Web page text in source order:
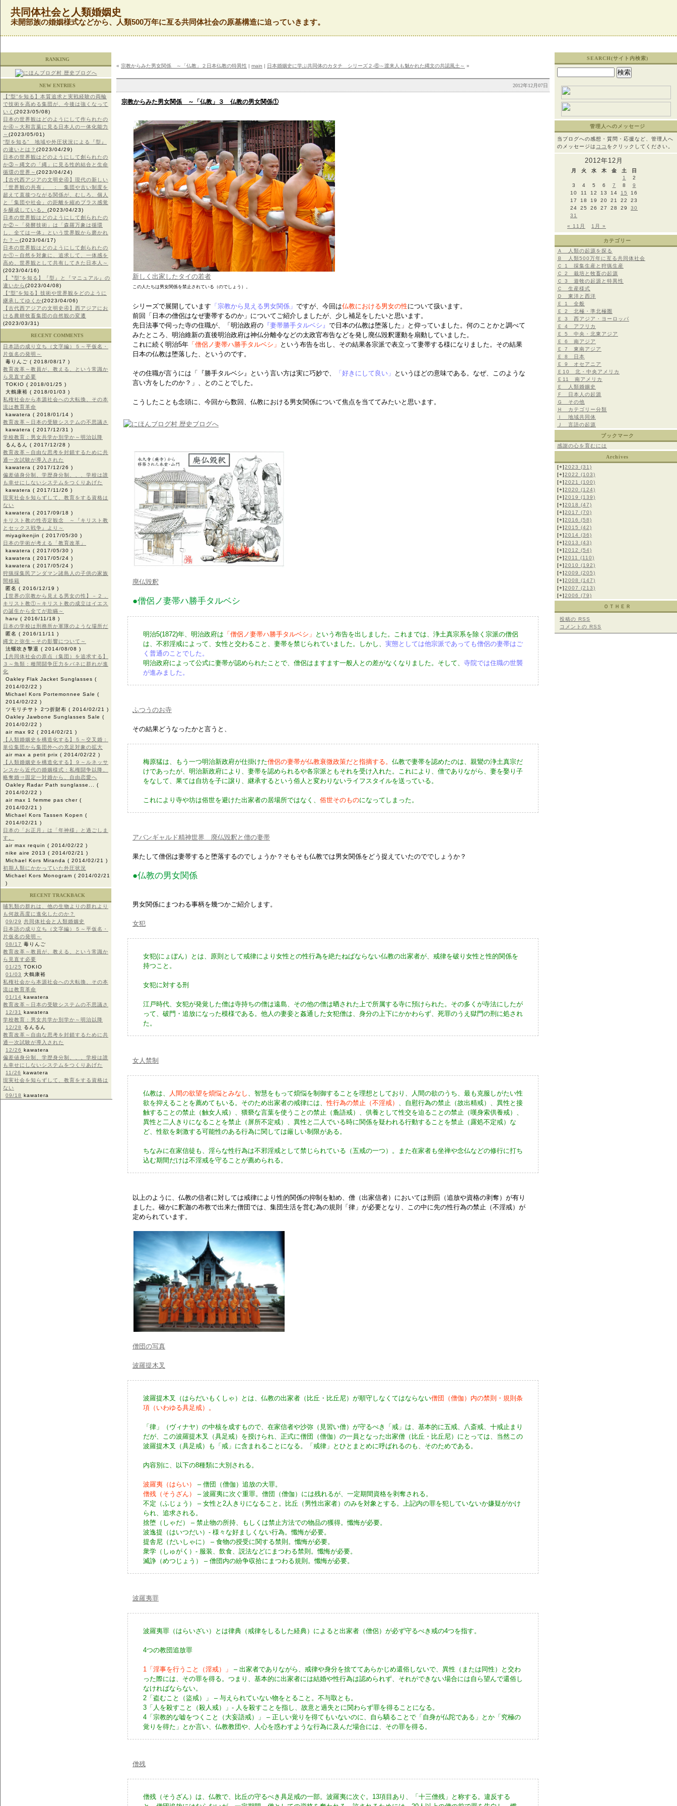
共同体社会と人類婚姻史
未開部族の婚姻様式などから、人類500万年に亙る共同体社会の原基構造に迫っていきます。
RANKING
NEW ENTRIES
【”型”を知る】本質追求と実戦経験の両輪
で技術を高める集団が、今後は強くなって
いく (2023/05/08)
日本の世界観はどのようにして作られたの
か④～大和言葉に見る日本人の一体化能力
～ (2023/05/01)
“型を知る” 地域や外圧状況による『型』
の違いとは？ (2023/04/29)
日本の世界観はどのようにして創られたの
か③～縄文の「縄」に見る性的結合と生命
循環の世界～ (2023/04/24)
【古代西アジアの文明史④】現代の新しい
「世界観の共有」 ： 集団や古い制度を
超えて直接つながる関係が、むしろ、個人
と「集団や社会」の距離を縮めプラス感覚
を醸成している。 (2023/04/23)
日本の世界観はどのようにして創られたの
か②～「発酵技術」は「森羅万象は循環
し、全ては一体」という世界観から磨かれ
た？～ (2023/04/17)
日本の世界観はどのようにして創られたの
か①～自然を対象に、追求して、一体感を
高め、世界観として共有してきた日本人～
(2023/04/16)
【〝型”を知る】『型』と『マニュアル』の
違いから(2023/04/08)
【“型”を知る】技術や世界観をどのように
継承してゆくか(2023/04/06)
【古代西アジアの文明史④】西アジアにお
ける農耕牧畜集団の自然観の変遷
(2023/03/31)
RECENT COMMENTS
日本語の成り立ち（文字編）５～平仮名・
片仮名の発明～
毒りんご ( 2018/08/17 )
教育改革～教員が、教える、という常識か
ら見直す必要
TOKIO ( 2018/01/25 )
大鶴康裕 ( 2018/01/03 )
私権社会から本源社会への大転換、その本
流は教育革命
kawatera ( 2018/01/14 )
教育改革～日本の受験システムの不思議さ
kawatera ( 2017/12/31 )
学校教育：男女共学か別学か～明治以降
るんるん ( 2017/12/28 )
教育改革～自由な思考を封鎖するために共
通一次試験が導入された
kawatera ( 2017/12/26 )
偏差値身分制、学歴身分制、、、学校は誰
も幸せにしないシステムをつくりあげた
kawatera ( 2017/11/26 )
現実社会を知らずして、教育をする資格は
ない
kawatera ( 2017/09/18 )
キリスト教の性否定観念 ～『キリスト教
とセックス戦争』より～
miyagikenjin ( 2017/05/30 )
日本の学術が考える「教育改革」
kawatera ( 2017/05/30 )
kawatera ( 2017/05/24 )
kawatera ( 2017/05/24 )
狩猟採集民アンダマン諸島人の子供の家族
間移籍
匿名 ( 2016/12/19 )
【世界の宗教から見える男女の性】－２．
キリスト教①～キリスト教の成立はイエス
の誕生から全てが欺瞞～
haru ( 2016/11/18 )
日本の学校は刑務所か軍隊のような場所だ
匿名 ( 2016/11/11 )
縄文と弥生～その影響について～
法螺吹き撃退 ( 2014/08/08 )
【共同体社会の原点（集団）を追求する】
３～魚類：種間闘争圧力をバネに群れが進
化
Oakley Flak Jacket Sunglasses (
2014/02/22 )
Michael Kors Portemonnee Sale (
2014/02/22 )
ツモリチサト 2つ折財布 ( 2014/02/21 )
Oakley Jawbone Sunglasses Sale (
2014/02/22 )
air max 92 ( 2014/02/21 )
【人類婚姻史を構造化する】５～交叉婚：
単位集団から集団外への充足対象の拡大
air max a petit prix ( 2014/02/22 )
【人類婚姻史を構造化する】９～ルネッサ
ンスから近代の婚姻様式：私権闘争以降、
略奪婚⇒固定一対婚から、自由恋愛へ
Oakley Radar Path sunglasse... (
2014/02/22 )
air max 1 femme pas cher (
2014/02/21 )
Michael Kors Tassen Kopen (
2014/02/21 )
日本の「お正月」は「年神様」と過ごしま
す。
air max requin ( 2014/02/22 )
nike aire 2013 ( 2014/02/21 )
Michael Kors Miranda ( 2014/02/21 )
初期人類にかかっていた外圧状況
Michael Kors Monogram ( 2014/02/21
)
RECENT TRACKBACK
哺乳類の群れは、他の生物よりの群れより
も何故高度に進化したのか？
09/29 共同体社会と人類婚姻史
日本語の成り立ち（文字編）５～平仮名・
片仮名の発明～
08/17 毒りんご
教育改革～教員が、教える、という常識か
ら見直す必要
01/25 TOKIO
01/03 大鶴康裕
私権社会から本源社会への大転換、その本
流は教育革命
01/14 kawatera
教育改革～日本の受験システムの不思議さ
12/31
kawatera
学校教育：男女共学か別学か～明治以降
12/28
るんるん
教育改革～自由な思考を封鎖するために共
通一次試験が導入された
12/26 kawatera
偏差値身分制、学歴身分制、、、学校は誰
も幸せにしないシステムをつくりあげた
11/26 kawatera
現実社会を知らずして、教育をする資格は
ない
09/18 kawatera
« 宗教からみた男女関係 ～「仏教」２日本仏教の特異性 | main | 日本婚姻史に学ぶ共同体のカタチ シリーズ２‐⑥～渡来人も魅かれた縄文の共認風土～ »
2012年12月07日
宗教からみた男女関係 ～「仏教」３ 仏教の男女関係①
新しく出家したタイの若者
この人たちは男女関係を禁止されている（のでしょう）。
シリーズで展開しています 「宗教から見える男女関係」 ですが、今回は仏教における男女の性について扱います。
前回「日本の僧侶はなぜ妻帯するのか」についてご紹介しましたが、少し補足をしたいと思います。
先日法事で伺った寺の住職が、「明治政府の 『妻帯勝手タルベシ』 で日本の仏教は堕落した」と仰っていました。何のことかと調べて
みたところ、明治維新の直後明治政府は神仏分離令などの太政官布告などを発し廃仏毀釈運動を扇動していました。
これに続く明治5年 「僧侶ノ妻帯ハ勝手タルベシ」 という布告を出し、その結果各宗派で表立って妻帯する様になりました。その結果
日本の仏教は堕落した、というのです。
その住職が言うには「『勝手タルベシ』という言い方は実に巧妙で、 「好きにして良い」 というほどの意味である。なぜ、このような
言い方をしたのか？」、とのことでした。
こうしたことも念頭に、今回から数回、仏教における男女関係について焦点を当ててみたいと思います。
廃仏毀釈
●僧侶ノ妻帯ハ勝手タルベシ
明治5(1872)年、明治政府は 「僧侶ノ妻帯ハ勝手タルベシ」 という布告を出しました。これまでは、浄土真宗系を除く宗派の僧侶
は、不邪淫戒によって、女性と交わること、妻帯を禁じられていました。しかし、 実態としては他宗派であっても僧侶の妻帯はご
く普通のことでした。
明治政府によって公式に妻帯が認められたことで、僧侶はますます一般人との差がなくなりました。そして、 寺院では住職の世襲
が進みました。
ふつうのお寺
その結果どうなったかと言うと、
梅原猛は、もう一つ明治新政府が仕掛けた僧侶の妻帯が仏教衰微政策だと指摘する。 仏教で妻帯を認めたのは、親鸞の浄土真宗だ
けであったが、明治新政府により、妻帯を認められるや各宗派ともそれを受け入れた。これにより、僧でありながら、妻を娶り子
をなして、果ては自坊を子に譲り、継承するという俗人と変わりないライフスタイルを送っている。
これにより寺や坊は俗世を避けた出家者の居場所ではなく、 俗世そのものになってしまった。
アバンギャルド精神世界 廃仏毀釈と僧の妻帯
果たして僧侶は妻帯すると堕落するのでしょうか？そもそも仏教では男女関係をどう捉えていたのででしょうか？
●仏教の男女関係
男女関係にまつわる事柄を幾つかご紹介します。
女犯
女犯(にょぼん）とは、原則として戒律により女性との性行為を絶たねばならない仏教の出家者が、戒律を破り女性と性的関係を
持つこと。
女犯に対する刑
江戸時代、女犯が発覚した僧は寺持ちの僧は遠島、その他の僧は晒された上で所属する寺に預けられた。その多くが寺法にしたが
って、破門・追放になった模様である。他人の妻妾と姦通した女犯僧は、身分の上下にかかわらず、死罪のうえ獄門の刑に処され
た。
女人禁制
仏教は、 人間の欲望を煩悩とみなし 、智慧をもって煩悩を制御することを理想としており、人間の欲のうち、最も克服しがたい性
欲を抑えることを薦めてもいる。そのため出家者の戒律には、性行為の禁止（不淫戒） 、自慰行為の禁止（故出精戒）、異性と接
触することの禁止（触女人戒）、猥褻な言葉を使うことの禁止（麁語戒）、供養として性交を迫ることの禁止（嘆身索供養戒）、
異性と二人きりになることを禁止（屏所不定戒）、異性と二人でいる時に関係を疑われる行動することを禁止（露処不定戒）な
ど、性欲を刺激する可能性のある行為に関しては厳しい制限がある。
ちなみに在家信徒も、淫らな性行為は不邪淫戒として禁じられている（五戒の一つ）。また在家者も坐禅や念仏などの修行に打ち
込む期間だけは不淫戒を守ることが薦められる。
以上のように、仏教の信者に対しては戒律により性的関係の抑制を勧め、僧（出家信者）においては刑罰（追放や資格の剥奪）が有り
ました。確かに釈迦の布教で出来た僧団では、集団生活を営む為の規則「律」が必要となり、この中に先の性行為の禁止（不淫戒）が
定められています。
僧団の写真
波羅提木叉
波羅提木叉（はらだいもくしゃ）とは、仏教の出家者（比丘・比丘尼）が順守しなくてはならない僧団（僧伽）内の禁則・規則条
項（いわゆる具足戒）。
「律」（ヴィナヤ）の中核を成すもので、在家信者や沙弥（見習い僧）が守るべき「戒」は、基本的に五戒、八斎戒、十戒止まり
だが、この波羅提木叉（具足戒）を授けられ、正式に僧団（僧伽）の一員となった出家僧（比丘・比丘尼）にとっては、当然この
波羅提木叉（具足戒）も「戒」に含まれることになる。「戒律」とひとまとめに呼ばれるのも、そのためである。
内容別に、以下の8種類に大別される。
波羅夷（はらい）
– 僧団（僧伽）追放の大罪。
僧残（そうざん）
– 波羅夷に次ぐ重罪。僧団（僧伽）には残れるが、一定期間資格を剥奪される。
不定（ふじょう） – 女性と2人きりになること。比丘（男性出家者）のみを対象とする。上記内の罪を犯していないか嫌疑がかけ
られ、追求される。
捨堕（しゃだ） – 禁止物の所持、もしくは禁止方法での物品の獲得。懺悔が必要。
波逸提（はいつだい）- 様々な好ましくない行為。懺悔が必要。
提舎尼（だいしゃに） – 食物の授受に関する禁則。懺悔が必要。
衆学（しゅがく）- 服装、飲食、説法などにまつわる禁則。懺悔が必要。
滅諍（めつじょう） – 僧団内の紛争収拾にまつわる規則。懺悔が必要。
波羅夷罪
波羅夷罪（はらいざい）とは律典（戒律をしるした経典）によると出家者（僧侶）が必ず守るべき戒の4つを指す。
4つの教団追放罪
1「淫事を行うこと（淫戒）」
– 出家者でありながら、戒律や身分を捨ててあらかじめ還俗しないで、異性（または同性）と交わ
った際には、その罪を得る。つまり、基本的に出家者には結婚や性行為は認められず、それができない場合には自ら望んで還俗し
なければならない。
2「盗むこと（盜戒）」 – 与えられていない物をとること。不与取とも。
3「人を殺すこと（殺人戒）」- 人を殺すことを指し、故意と過失とに関わらず罪を得ることになる。
4「宗教的な嘘をつくこと（大妄語戒）」 – 正しい覚りを得てもいないのに、自ら驕ることで「自身が仏陀である」とか「究極の
覚りを得た」とか言い、仏教教団や、人心を惑わすような行為に及んだ場合には、その罪を得る。
僧残
僧残（そうざん）は、仏教で、比丘の守るべき具足戒の一部。波羅夷に次ぐ。13項目あり、「十三僧残」と称する。違反する
SEARCH(サイト内検索)
索:
管理人へのメッセージ
当ブログへの感想・質問・応援など、管理人へ
のメッセージは ココ をクリックしてください。
2012年12月
月 火 水 木 金 土
日
1
2
3
4 5 6 7 8
9
10
11 12 13 14 15
16
17
18 19 20 21 22
23
24
25 26 27 28 29
30
31
« 11月
1月 »
カテゴリー
Ａ 人類の起源を探る
Ｂ 人類500万年に亙る共同体社会
Ｃ 1 採集生産と狩猟生産
Ｃ 2 栽培と牧畜の起源
Ｃ 3 遊牧の起源と特異性
Ｃ 生産様式
Ｄ 東洋と西洋
Ｅ 1 全般
Ｅ 2 北極・準北極圏
Ｅ 3 西アジア・ヨーロッパ
Ｅ 4 アフリカ
Ｅ 5 中央・北東アジア
Ｅ 6 南アジア
Ｅ 7 東南アジア
Ｅ 8 日本
Ｅ 9 オセアニア
Ｅ10 北・中央アメリカ
Ｅ11 南アメリカ
Ｅ 人類婚姻史
Ｆ 日本人の起源
Ｇ その他
Ｈ カテゴリー分類
Ｉ 地域共同体
Ｊ 言語の起源
ブックマーク
感謝の心を育むには
Archives
[+]2023 (31)
[+]2022 (103)
[+]2021 (100)
[+]2020 (124)
[+]2019 (139)
[+]2018 (47)
[+]2017 (70)
[+]2016 (58)
[+]2015 (42)
[+]2014 (36)
[+]2013 (43)
[+]2012 (54)
[+]2011 (110)
[+]2010 (192)
[+]2009 (205)
[+]2008 (147)
[+]2007 (213)
[+]2006 (79)
ＯＴＨＥＲ
投稿の RSS
コメントの RSS